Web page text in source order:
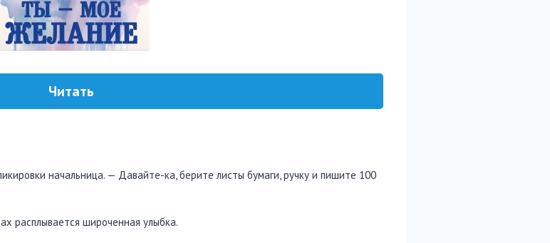
Читать
начальница. — Давайте-ка, берите листы бумаги, ручку и пишите 100
расплывается широченная улыбка.